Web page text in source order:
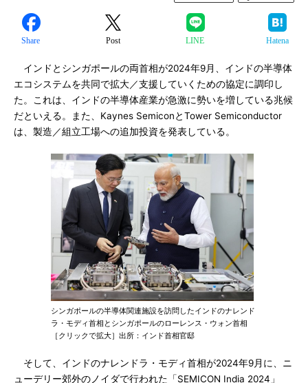
Share Post LINE Hatena
インドとシンガポールの両首相が2024年9月、インドの半導体
エコシステムを共同で拡大／支援していくための協定に調印し
た。これは、インドの半導体産業が急激に勢いを増している兆候
だといえる。また、Kaynes SemiconとTower Semiconductor
は、製造／組立工場への追加投資を発表している。
シンガポールの半導体関連施設を訪問したインドのナレンド
ラ・モディ首相とシンガポールのローレンス・ウォン首相
［クリックで拡大］出所：インド首相官邸
そして、インドのナレンドラ・モディ首相が2024年9月に、ニ
ューデリー郊外のノイダで行われた「SEMICON India 2024」